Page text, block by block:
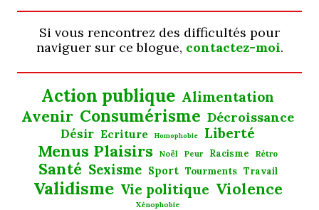
Si vous rencontrez des difficultés pour
naviguer sur ce blogue, contactez-moi.
Action publique Alimentation
Avenir Consumérisme Décroissance
Désir Ecriture Homophobie Liberté
Menus Plaisirs Noël Peur Racisme Rétro
Santé Sexisme Sport Tourments Travail
Validisme Vie politique Violence
Xénophobie